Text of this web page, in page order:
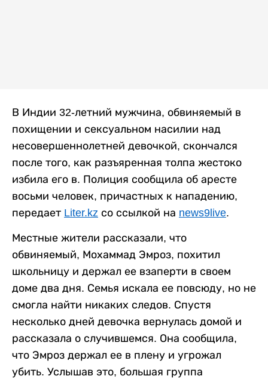
В Индии 32-летний мужчина, обвиняемый в
похищении и сексуальном насилии над
несовершеннолетней девочкой, скончался
после того, как разъяренная толпа жестоко
избила его в. Полиция сообщила об аресте
восьми человек, причастных к нападению,
передает Liter.kz со ссылкой на news9live.
Местные жители рассказали, что
обвиняемый, Мохаммад Эмроз, похитил
школьницу и держал ее взаперти в своем
доме два дня. Семья искала ее повсюду, но не
смогла найти никаких следов. Спустя
несколько дней девочка вернулась домой и
рассказала о случившемся. Она сообщила,
что Эмроз держал ее в плену и угрожал
убить. Услышав это, большая группа